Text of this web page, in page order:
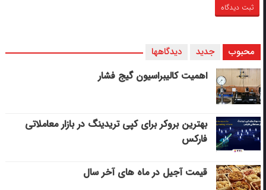
محبوب جدید دیدگاهها
اهمیت کالیبراسیون گیج فشار
بهترین بروکر برای کپی‌ تریدینگ در بازار معاملاتی
فارکس
قیمت آجیل در ماه های آخر سال